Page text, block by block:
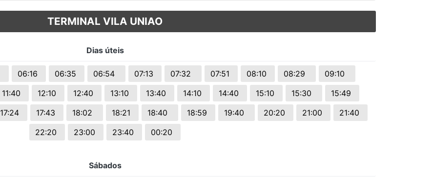
TERMINAL VILA UNIAO
Dias úteis
06:16 06:35 06:54 07:13 07:32 07:51 08:10 08:29
09:10
11:40 12:10 12:40 13:10 13:40 14:10 14:40 15:10 15:30
15:49
17:24 17:43 18:02 18:21 18:40 18:59 19:40 20:20 21:00
21:40
22:20
23:00 23:40 00:20
Sábados